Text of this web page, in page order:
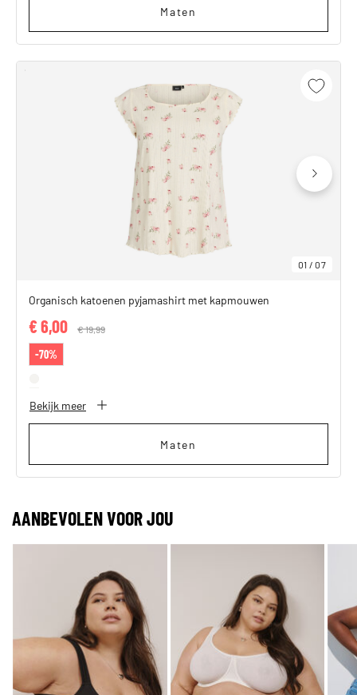
Maten
01 /07
Organisch katoenen pyjamashirt met kapmouwen
Price reduced from
€ 19,99
€ 6,00
-70%
Bekijk meer
Maten
AANBEVOLEN VOOR JOU